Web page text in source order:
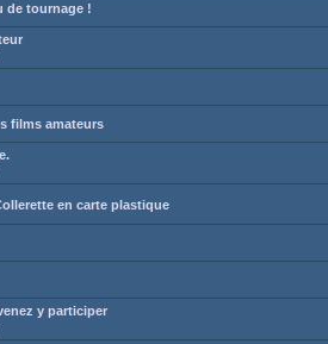
de tournage !
films amateurs
en carte plastique
y participer